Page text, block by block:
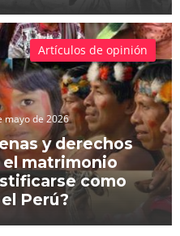
mayo de 2026
y derechos
el matrimonio
como
Perú?
Artículos de opinión